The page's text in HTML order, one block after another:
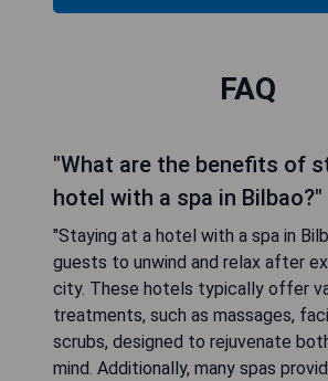
FAQ
"What are the benefits of
hotel with a spa in Bilbao?"
"Staying at a hotel with a spa in
guests to unwind and relax after
city. These hotels typically offer
treatments, such as massages,
scrubs, designed to rejuvenate
mind. Additionally, many spas